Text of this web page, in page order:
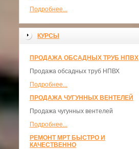
Подробнее...
КУРСЫ
ПРОДАЖА ОБСАДНЫХ ТРУБ НПВХ
Продажа обсадных труб НПВХ
Подробнее...
ПРОДАЖА ЧУГУННЫХ ВЕНТЕЛЕЙ
Продажа чугунных вентелей
Подробнее...
РЕМОНТ МРТ БЫСТРО И
КАЧЕСТВЕННО